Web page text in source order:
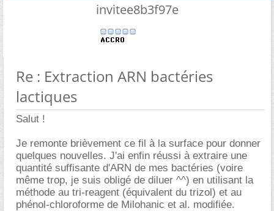
invitee8b3f97e
Re : Extraction ARN bactéries
lactiques
Salut !
Je remonte brièvement ce fil à la surface pour donner
quelques nouvelles. J'ai enfin réussi à extraire une
quantité suffisante d'ARN de mes bactéries (voire
même trop, je suis obligé de diluer ^^) en utilisant la
méthode au tri-reagent (équivalent du trizol) et au
phénol-chloroforme de Milohanic et al. modifiée.